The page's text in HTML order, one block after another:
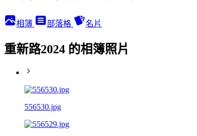
相簿 部落格 名片
重新路2024 的相簿照片
556530.jpg